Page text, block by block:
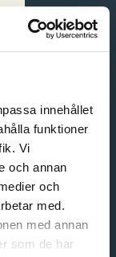
innehållet
funktioner
Vi
och annan
och
med.
med annan
som de har
English